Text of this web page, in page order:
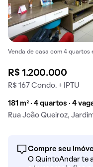
Venda de casa com 4 quartos
R$ 1.200.000
R$ 167 Condo. + IPTU
181 m² · 4 quartos · 4
Rua João Queiroz,
Compre seu
O QuintoAndar te